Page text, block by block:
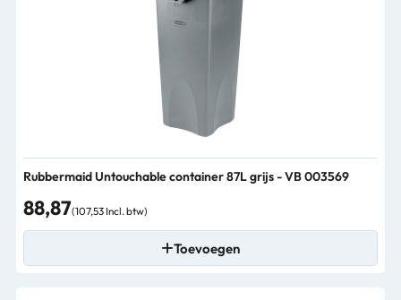
Rubbermaid Untouchable container 87L grijs - VB 003569
88,87(107,53 Incl. btw)
Toevoegen